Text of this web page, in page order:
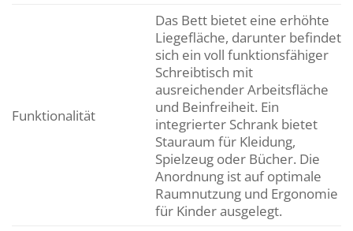
Funktionalität
Das Bett bietet eine erhöhte
Liegefläche, darunter befindet
sich ein voll funktionsfähiger
Schreibtisch mit
ausreichender Arbeitsfläche
und Beinfreiheit. Ein
integrierter Schrank bietet
Stauraum für Kleidung,
Spielzeug oder Bücher. Die
Anordnung ist auf optimale
Raumnutzung und Ergonomie
für Kinder ausgelegt.